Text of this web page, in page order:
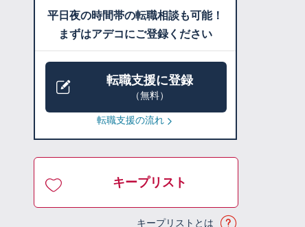
平日夜の時間帯の転職相談も可能！
まずはアデコにご登録ください
転職支援に登録
（無料）
転職支援の流れ
キープリスト
キープリストとは